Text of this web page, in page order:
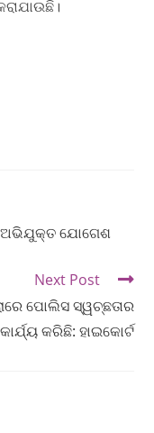
ଅଭିଯୁକ୍ତ ଯୋଗେଶ
Next Post
ପୋଲିସ ସ୍ୱଚ୍ଛତାର
କରିଛି: ହାଇକୋର୍ଟ